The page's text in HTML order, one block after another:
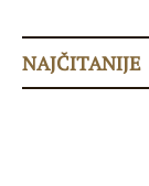
NAJČITANIJE